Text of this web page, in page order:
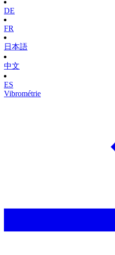
DE
FR
日本語
中文
ES
Vibrométrie